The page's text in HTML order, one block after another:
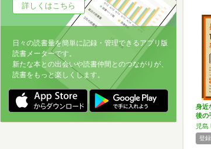
身近
後の
登録
詳しくはこちら
日々の読書量を簡単に記録・管理できるアプリ版
読書メーターです。
新たな本との出会いや読書仲間とのつながりが、
読書をもっと楽しくします。